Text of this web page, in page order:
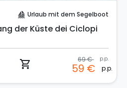
sailing Urlaub mit dem Segelboot
der Küste dei Ciclopi
shopping_cart 69 € p.p.
59 € p.p.